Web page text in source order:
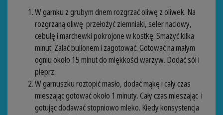
W garnku z grubym dnem rozgrzać oliwę z oliwek. Na
rozgrzaną oliwę przełożyć ziemniaki, seler naciowy,
cebulę i marchewki pokrojone w kostkę. Smażyć kilka
minut. Zalać bulionem i zagotować. Gotować na małym
ogniu około 15 minut do miękkości warzyw. Dodać sól i
pieprz.
W garnuszku roztopić masło, dodać mąkę i cały czas
mieszając gotować około 1 minuty. Cały czas mieszając i
gotując dodawać stopniowo mleko. Kiedy konsystencja